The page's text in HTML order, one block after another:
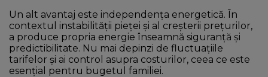
Un alt avantaj este independența energetică. În
contextul instabilității pieței și al creșterii prețurilor,
a produce propria energie înseamnă siguranță și
predictibilitate. Nu mai depinzi de fluctuațiile
tarifelor și ai control asupra costurilor, ceea ce este
esențial pentru bugetul familiei.